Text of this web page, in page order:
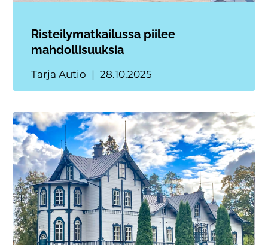
Risteilymatkailussa piilee
mahdollisuuksia
Tarja Autio 28.10.2025